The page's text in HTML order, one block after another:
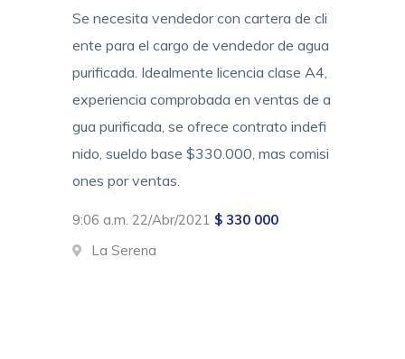
Se necesita vendedor con cartera de cli
ente para el cargo de vendedor de agua
purificada. Idealmente licencia clase A4,
experiencia comprobada en ventas de a
gua purificada, se ofrece contrato indefi
nido, sueldo base $330.000, mas comisi
ones por ventas.
9:06 a.m. 22/Abr/2021 $ 330 000
La Serena